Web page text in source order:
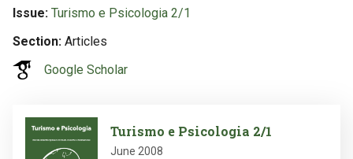
Issue Turismo e Psicologia 2/1
Section Articles
Google Scholar
Image
Turismo e Psicologia 2/1
June 2008